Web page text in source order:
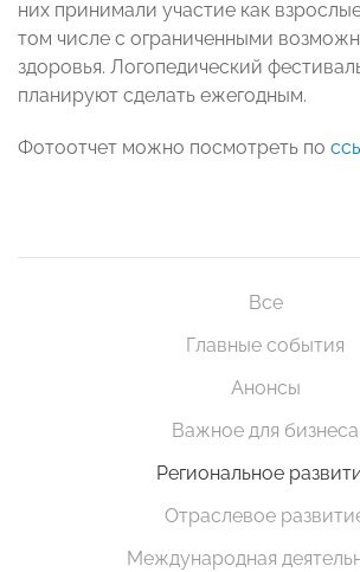
них принимали участие как
том числе с ограниченными
здоровья. Логопедический
планируют сделать ежегодным.
Фотоотчет можно посмотреть по
Все
Главные события
Анонсы
Важное для бизнеса
Региональное
Отраслевое
Международная